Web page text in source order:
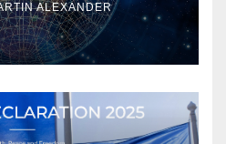
ALEXANDER